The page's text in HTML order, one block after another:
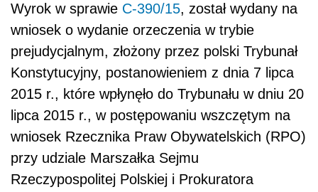
Wyrok w sprawie C‑390/15, został wydany na
wniosek o wydanie orzeczenia w trybie
prejudycjalnym, złożony przez polski Trybunał
Konstytucyjny, postanowieniem z dnia 7 lipca
2015 r., które wpłynęło do Trybunału w dniu 20
lipca 2015 r., w postępowaniu wszczętym na
wniosek Rzecznika Praw Obywatelskich (RPO)
przy udziale Marszałka Sejmu
Rzeczypospolitej Polskiej i Prokuratora